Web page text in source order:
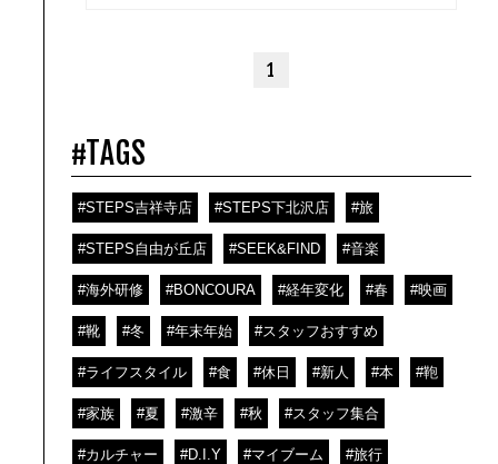
1
#TAGS
#STEPS吉祥寺店 #STEPS下北沢店 #旅
#STEPS自由が丘店 #SEEK&FIND #音楽
#海外研修 #BONCOURA #経年変化 #春 #映画
#靴 #冬 #年末年始 #スタッフおすすめ
#ライフスタイル #食 #休日 #新人 #本 #鞄
#家族 #夏 #激辛 #秋 #スタッフ集合
#カルチャー #D.I.Y #マイブーム #旅行